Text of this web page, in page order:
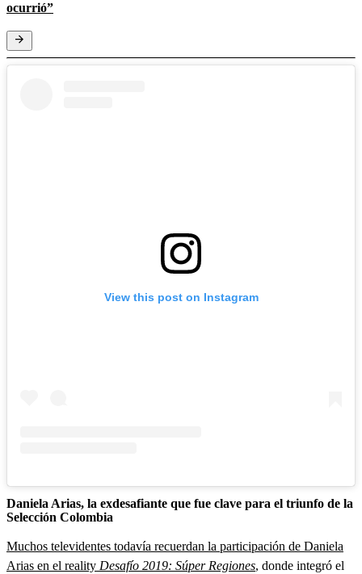
ocurrió”
View this post on Instagram
Daniela Arias, la exdesafiante que fue clave para el triunfo de la
Selección Colombia
Muchos televidentes todavía recuerdan la participación de Daniela
Arias en el reality Desafío 2019: Súper Regiones, donde integró el